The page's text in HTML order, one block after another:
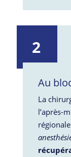
2
Au
La
l’après-